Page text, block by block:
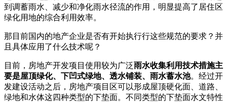
到调蓄雨水、减少和净化雨水径流的作用，明显提高了居住区
绿化用地的综合利用效率。
那目前国内的地产企业是否有开始执行行这些规范的要求？并
且具体应用了什么技术呢？
目前，房地产开发项目使用较为广泛雨水收集利用技术措施主
要是屋顶绿化、下凹式绿地、透水铺装、雨水蓄水池。经过开
发建设活动之后，房地产项目区可以形成屋顶硬化面、道路、
绿地和水体这四种类型的下垫面。不同类型的下垫面水文特性